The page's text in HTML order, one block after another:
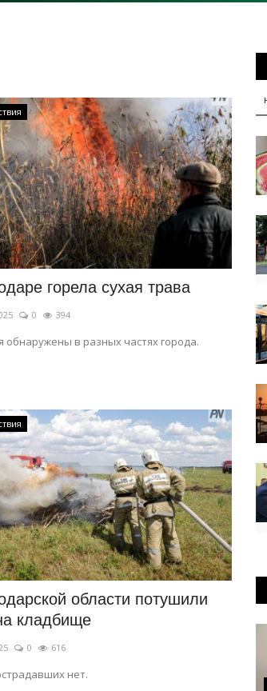
горела сухая трава
0 394
обнаружены в разных частях города.
области потушили
кладбище
0 616
нет.